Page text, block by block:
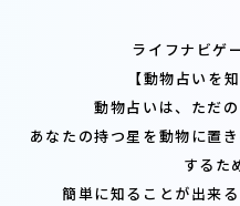
ライフナビ
【動物占いを
動物占いは、ただ
あなたの持つ星を動物に置
するた
簡単に知ることが出来